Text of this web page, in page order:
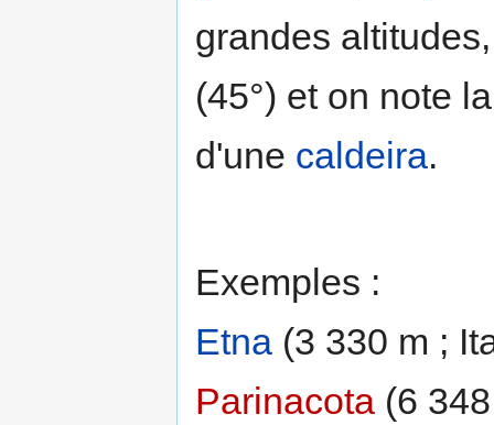
grandes
(45°) et on note
d'une caldeira.
Exemples :
Etna (3 330 m ;
Parinacota (6